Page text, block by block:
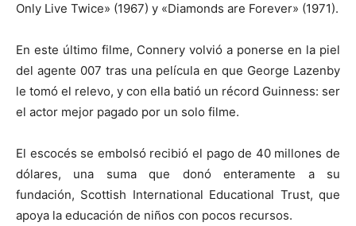
Only Live Twice» (1967) y «Diamonds are Forever» (1971).
En este último filme, Connery volvió a ponerse en la piel
del agente 007 tras una película en que George Lazenby
le tomó el relevo, y con ella batió un récord Guinness: ser
el actor mejor pagado por un solo filme.
El escocés se embolsó recibió el pago de 40 millones de
dólares, una suma que donó enteramente a su
fundación, Scottish International Educational Trust, que
apoya la educación de niños con pocos recursos.